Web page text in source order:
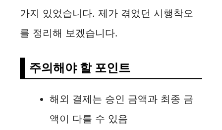
가지 있었습니다. 제가 겪었던 시행착오
를 정리해 보겠습니다.
주의해야 할 포인트
해외 결제는 승인 금액과 최종 금
액이 다를 수 있음